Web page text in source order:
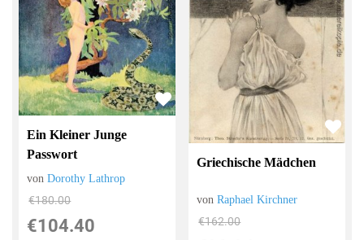
Ein Kleiner Junge
Passwort
vonDorothy Lathrop
€180.00
€104.40
Griechische Mädchen
vonRaphael Kirchner
€162.00